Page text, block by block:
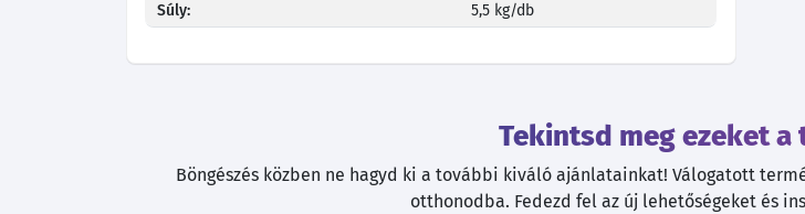
Súly:
5,5 kg/db
Tekintsd meg ezeket
Böngészés közben ne hagyd ki a további kiváló ajánlatainkat! Válogatott
otthonodba. Fedezd fel az új lehetőségeket és